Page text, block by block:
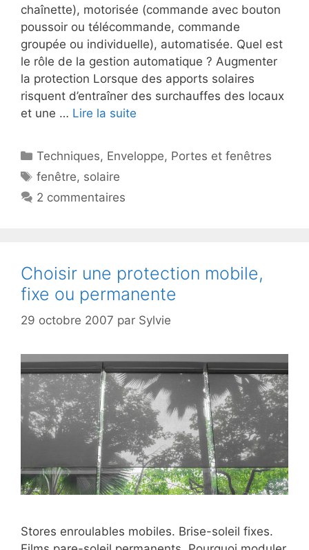
chaînette), motorisée (commande avec bouton
poussoir ou télécommande, commande
groupée ou individuelle), automatisée. Quel est
le rôle de la gestion automatique ? Augmenter
la protection Lorsque des apports solaires
risquent d’entraîner des surchauffes des locaux
et une … Lire la suite
Catégories
Techniques, Enveloppe, Portes et fenêtres
Étiquettes
fenêtre, solaire
2 commentaires
Choisir une protection mobile,
fixe ou permanente
29 octobre 2007 par Sylvie
Stores enroulables mobiles. Brise-soleil fixes.